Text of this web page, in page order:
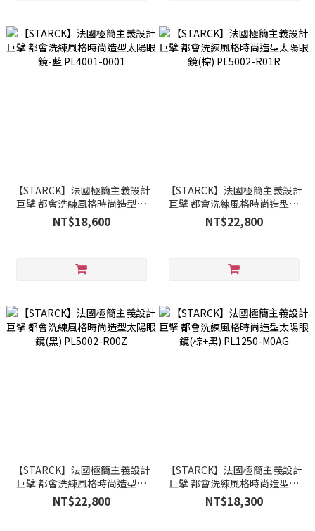
【STARCK】法國極簡主義設計
巨擘 都會洗練風格時尚造型太
陽眼鏡-藍 PL4001-0001
NT$18,600
【STARCK】法國極簡主義設計
巨擘 都會洗練風格時尚造型太
陽眼鏡(棕) PL5002-R01R
NT$22,800
【STARCK】法國極簡主義設計
巨擘 都會洗練風格時尚造型太
陽眼鏡(黑) PL5002-R00Z
NT$22,800
【STARCK】法國極簡主義設計
巨擘 都會洗練風格時尚造型太
陽眼鏡(棕+黑) PL1250-M0AG
NT$18,300